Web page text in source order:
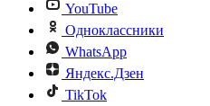
YouTube
Одноклассники
WhatsApp
Яндекс.Дзен
TikTok